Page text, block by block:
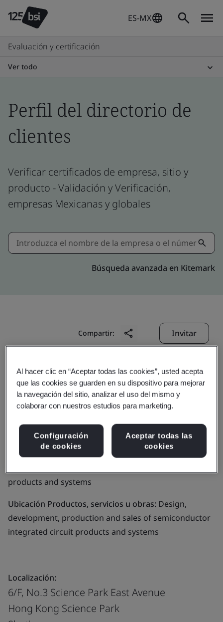
ES-MX
Evaluación y certificación
Ver todo
Perfil del directorio de
clientes
Verificar certificados de empresa, sitio y
producto - Validación y Verificación,
empresas Mexicanas y globales
Búsqueda avanzada en Kitemark
Compartir: Invitar
Solomon Systech Limited
Alcance del negocio:
Design, development, production
products and systems
Ubicación Productos, servicios u obras: Design,
development, production and sales of semiconductor
integrated circuit products and systems
Localización:
6/F, No.3 Science Park East Avenue
Hong Kong Science Park
Al hacer clic en “Aceptar todas las cookies”, usted acepta
que las cookies se guarden en su dispositivo para mejorar
la navegación del sitio, analizar el uso del mismo y
colaborar con nuestros estudios para marketing.
Configuración
de cookies
Aceptar todas las
cookies